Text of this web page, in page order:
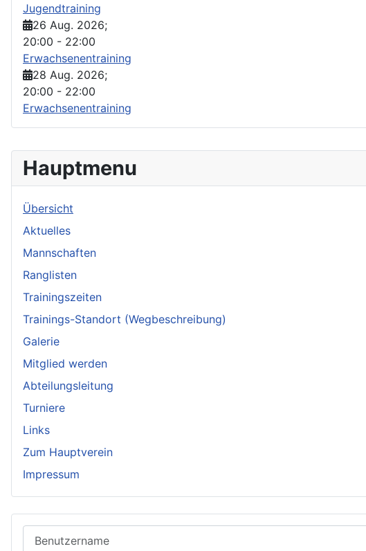
Hauptmenu
Übersicht
Aktuelles
Mannschaften
Ranglisten
Trainingszeiten
Trainings-Standort (Wegbeschreibung)
Galerie
Mitglied werden
Abteilungsleitung
Turniere
Links
Zum Hauptverein
Impressum
Jugendtraining
26 Aug. 2026;
20:00 - 22:00
Erwachsenentraining
28 Aug. 2026;
20:00 - 22:00
Erwachsenentraining